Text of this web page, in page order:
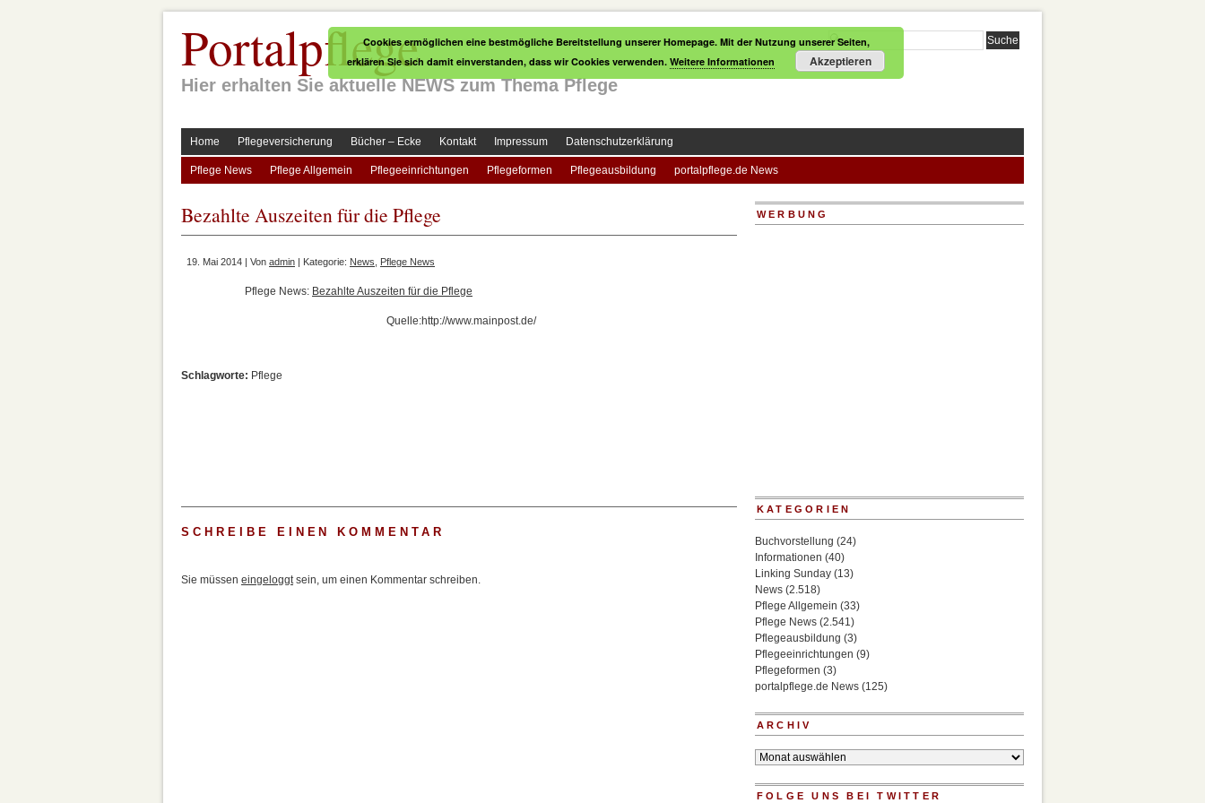
Portalpflege
Hier erhalten Sie aktuelle NEWS zum Thema Pflege
Home Pflegeversicherung Bücher – Ecke Kontakt Impressum Datenschutzerklärung
Pflege News Pflege Allgemein Pflegeeinrichtungen Pflegeformen Pflegeausbildung portalpflege.de News
Bezahlte Auszeiten für die Pflege
19. Mai 2014 | Von admin | Kategorie: News Pflege News
Pflege News: Bezahlte Auszeiten für die Pflege
Quelle:http://www.mainpost.de/
Schlagworte: Pflege
SCHREIBE EINEN KOMMENTAR
Sie müssen eingeloggtsein, um einen Kommentar schreiben.
WERBUNG
KATEGORIEN
Buchvorstellung (24)
Informationen (40)
Linking Sunday (13)
News (2.518)
Pflege Allgemein (33)
Pflege News (2.541)
Pflegeausbildung (3)
Pflegeeinrichtungen (9)
Pflegeformen (3)
portalpflege.de News (125)
ARCHIV
Archiv
FOLGE UNS BEI TWITTER
Cookies ermöglichen eine bestmögliche Bereitstellung unserer Homepage. Mit der Nutzung unserer Seiten,
erklären Sie sich damit einverstanden, dass wir Cookies verwenden. Weitere Informationen Akzeptieren